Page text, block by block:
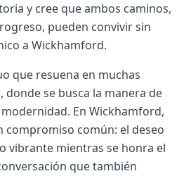
y cree que ambos caminos,
pueden convivir sin
a Wickhamford.
que resuena en muchas
donde se busca la manera de
En Wickhamford,
compromiso común: el deseo
vibrante mientras se honra el
que también